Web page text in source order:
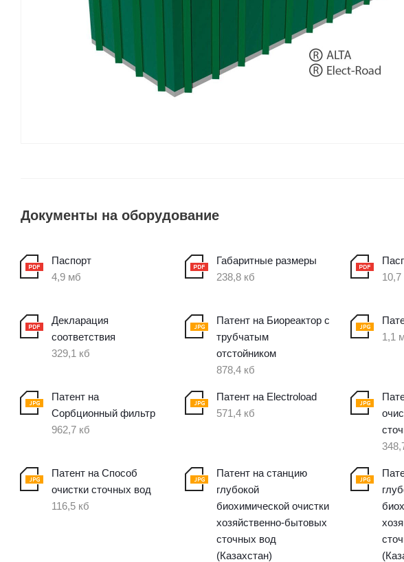
Документы на оборудование
Паспорт
4,9 мб
Габаритные размеры
238,8 кб
Декларация
соответствия
329,1 кб
Патент на Биореактор с
трубчатым
отстойником
878,4 кб
1,1
Патент на
Сорбционный фильтр
962,7 кб
Патент на Electroload
571,4 кб
Патент на Способ
очистки сточных вод
116,5 кб
Патент на станцию
глубокой
биохимической очистки
хозяйственно-бытовых
сточных вод
(Казахстан)